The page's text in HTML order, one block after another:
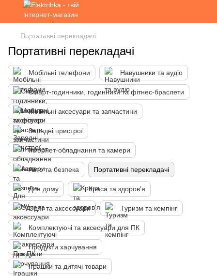
Портативні перекладачі
Портативні перекладачі
Мобільні телефони Навушники та аудіо
Смарт-годинники, годинники та фітнес-браслети
Мобільні аксесуари та запчастини
Зарядні пристрої
Інтернет-обладнання та камери
Авто та безпека Портативні перекладачі
Для дому Краса та здоров'я
Одяг та аксессуари Туризм та кемпінг
Комплектуючі та аксесуари для ПК
Продукти харчування
Іграшки та дитячі товари